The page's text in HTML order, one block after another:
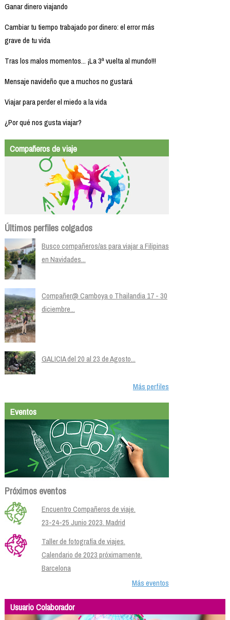
Ganar dinero viajando
Cambiar tu tiempo trabajado por dinero: el error más
grave de tu vida
Tras los malos momentos... ¡La 3ª vuelta al mundo!!!
Mensaje navideño que a muchos no gustará
Viajar para perder el miedo a la vida
¿Por qué nos gusta viajar?
Compañeros de viaje
Últimos perfiles colgados
Busco compañeros/as para viajar a Filipinas
en Navidades...
Compañer@ Camboya o Thailandia 17 - 30
diciembre...
GALICIA del 20 al 23 de Agosto...
Más perfiles
Eventos
Próximos eventos
Encuentro Compañeros de viaje.
23-24-25 Junio 2023. Madrid
Taller de fotografía de viajes.
Calendario de 2023 próximamente.
Barcelona
Más eventos
Usuario Colaborador